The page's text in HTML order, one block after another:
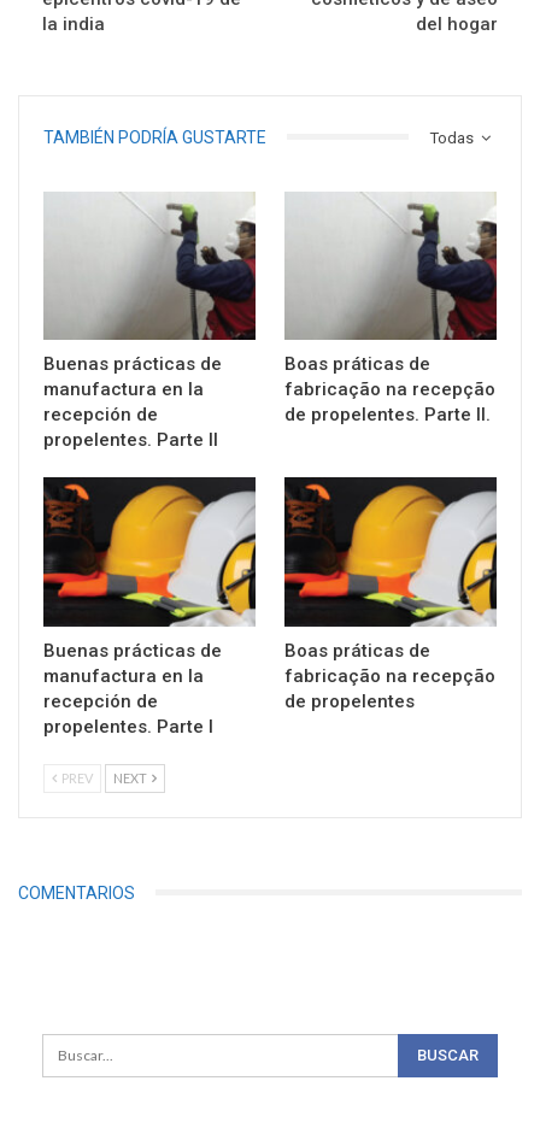
la india
del hogar
Todas
TAMBIÉN PODRÍA GUSTARTE
Buenas prácticas de
manufactura en la
recepción de
propelentes. Parte II
Boas práticas de
fabricação na recepção
de propelentes. Parte II.
Buenas prácticas de
manufactura en la
recepción de
propelentes. Parte I
Boas práticas de
fabricação na recepção
de propelentes
PREV NEXT
COMENTARIOS